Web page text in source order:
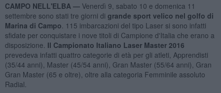
CAMPO NELL'ELBA — Venerdì 9, sabato 10 e domenica 11
settembre sono stati tre giorni di grande sport velico nel golfo di
Marina di Campo . 115 imbarcazioni del tipo Laser si sono infatti
sfidate per conquistare i nove titoli di Campione d'Italia che erano a
disposizione. Il Campionato Italiano Laser Master 2016
prevedeva infatti quattro categorie di età per gli atleti, Apprendisti
(35/44 anni), Master (45/54 anni), Gran Master (55/64 anni), Gran
Gran Master (65 e oltre), oltre alla categoria Femminile assoluto
Radial.